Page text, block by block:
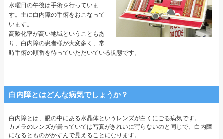
水曜日の午後は手術を行っていま
す。主に白内障の手術をおこなって
います。
高齢化率が高い地域ということもあ
り、白内障の患者様が大変多く、常
時手術の順番を待っていただいている状態です。
白内障とはどんな病気でしょうか？
白内障とは、眼の中にある水晶体というレンズが白くにごる病気です。
カメラのレンズが曇っていては写真がきれいに写らないのと同じで、白内障
になるとものがかすんで見えることになります。